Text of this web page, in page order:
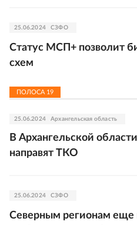
25.06.2024 СЗФО
Статус МСП+ позволит
схем
ПОЛОСА 19
25.06.2024 Архангельская область
В Архангельской
направят ТКО
25.06.2024 СЗФО
Северным регионам еще